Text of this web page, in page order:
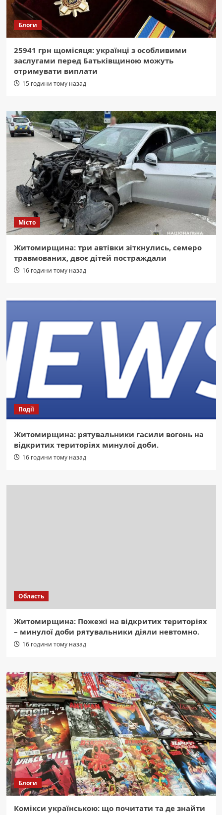
Блоги
25941 грн щомісяця: українці з особливими
заслугами перед Батьківщиною можуть
отримувати виплати
15 години тому назад
Місто
Житомирщина: три автівки зіткнулись, семеро
травмованих, двоє дітей постраждали
16 години тому назад
Події
Житомирщина: рятувальники гасили вогонь на
відкритих територіях минулої доби.
16 години тому назад
Область
Житомирщина: Пожежі на відкритих територіях
– минулої доби рятувальники діяли невтомно.
16 години тому назад
Блоги
Комікси українською: що почитати та де знайти